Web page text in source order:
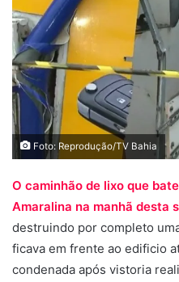
Foto: Reprodução/TV Bahia
O caminhão de lixo que
Amaralina na manhã desta
destruindo por completo
ficava em frente ao edificio
condenada após vistoria